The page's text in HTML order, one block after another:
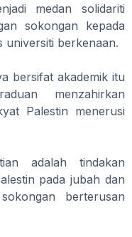
medan solidariti
sokongan kepada
universiti berkenaan.
bersifat akademik itu
menzahirkan
Palestin menerusi
adalah tindakan
pada jubah dan
berterusan